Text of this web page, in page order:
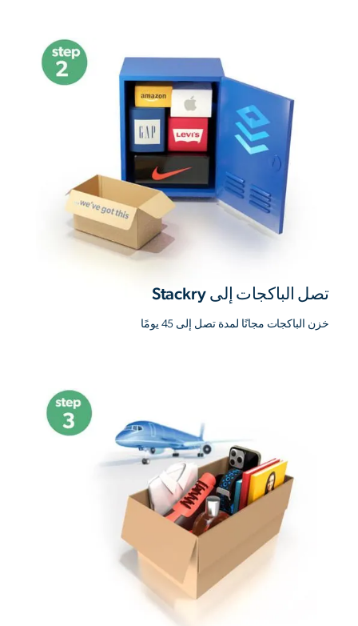
تصل الباكجات إلى Stackry
خزن الباكجات مجانًا لمدة تصل إلى 45 يومًا